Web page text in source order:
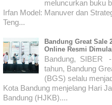
meluncurkan buku
Irfan Model: Manuver dan
Teng...
Bandung Great Sale
Online Resmi
Bandung, SIBER -
tahun, Bandung
(BGS) selalu
Kota Bandung menjelang Hari
Bandung (HJKB)....